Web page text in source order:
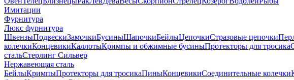
Имитации
Фурнитура
Люкс фурнитура
ШвензыПодвескиЗамочкиБусиныШапочкиБейлыЦепочкиСтразовые цепочки
колечкиКонцевикиКаллотыКримпы и обжимные бусиныПротекторы для тросика
стальСтерлинг Сильвер
Нержавеющая сталь
БейлыКримпыПротекторы для тросикаПиныКонцевикиСоединительные колечки